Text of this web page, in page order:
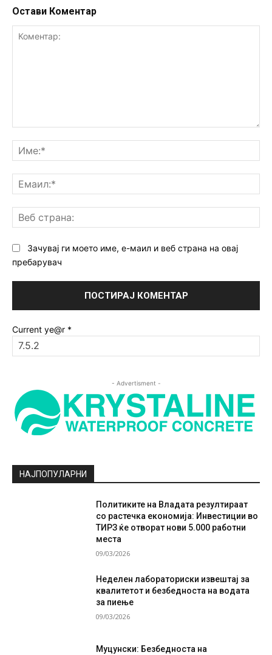
Остави Коментар
Зачувај ги моето име, е-маил и веб страна на овај
пребарувач
Current ye@r *
- Advertisment -
НАЈПОПУЛАРНИ
Политиките на Владата резултираат
со растечка економија: Инвестиции во
ТИРЗ ќе отворат нови 5.000 работни
места
09/03/2026
Неделен лабораториски извештај за
квалитетот и безбедноста на водата
за пиење
09/03/2026
Муцунски: Безбедноста на